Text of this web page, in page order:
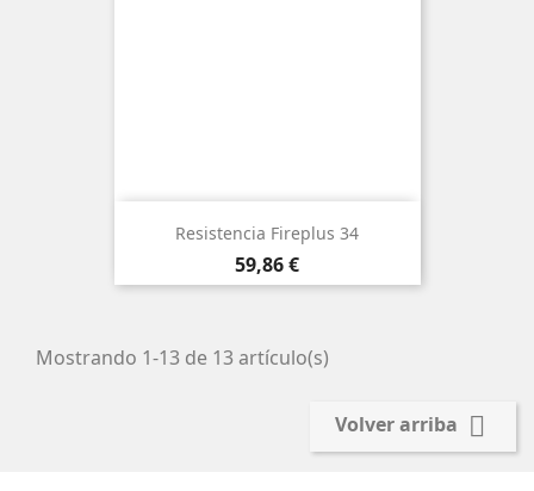
Resistencia Fireplus 34
Precio
59,86 €
Mostrando 1-13 de 13 artículo(s)
Volver arriba 